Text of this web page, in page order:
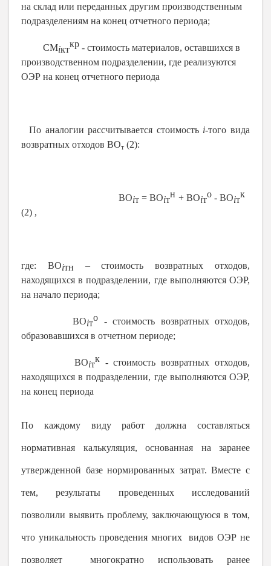
на склад или переданных другим производственным
подразделениям на конец отчетного периода;
СМiкт
кр - стоимость материалов, оставшихся в
производственном подразделении, где реализуются
ОЭР на конец отчетного периода
По аналогии рассчитывается стоимость i-того вида
возвратных отходов ВОт (2):
ВОiт= ВОiт
н + ВОiт
о- ВОiт
к
(2) ,
где: ВОiтн – стоимость возвратных отходов,
находящихся в подразделении, где выполняются ОЭР,
на начало периода;
ВОiт
о - стоимость возвратных отходов,
образовавшихся в отчетном периоде;
ВОiт
к - стоимость возвратных отходов,
находящихся в подразделении, где выполняются ОЭР,
на конец периода
По каждому виду работ должна составляться
нормативная калькуляция, основанная на заранее
утвержденной базе нормированных затрат. Вместе с
тем, результаты проведенных исследований
позволили выявить проблему, заключающуюся в том,
что уникальность проведения многих видов ОЭР не
позволяет многократно использовать ранее